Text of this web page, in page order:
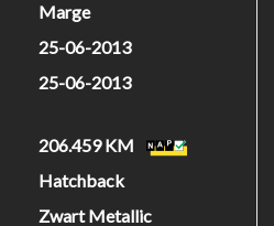
Marge
25-06-2013
25-06-2013
206.459 KM
Hatchback
Zwart Metallic